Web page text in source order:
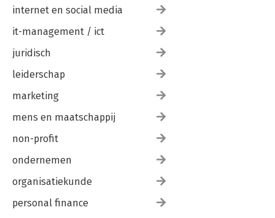
internet en social media
it-management / ict
juridisch
leiderschap
marketing
mens en maatschappij
non-profit
ondernemen
organisatiekunde
personal finance